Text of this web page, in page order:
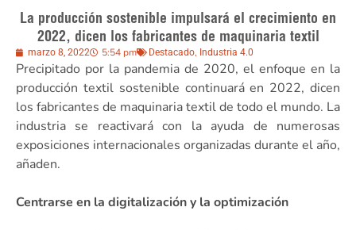
La producción sostenible impulsará el crecimiento en
2022, dicen los fabricantes de maquinaria textil
marzo 8, 2022 5:54 pm Destacado, Industria 4.0
Precipitado por la pandemia de 2020, el enfoque en la
producción textil sostenible continuará en 2022, dicen
los fabricantes de maquinaria textil de todo el mundo. La
industria se reactivará con la ayuda de numerosas
exposiciones internacionales organizadas durante el año,
añaden.
Centrarse en la digitalización y la optimización